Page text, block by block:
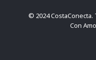
© 2024
Con